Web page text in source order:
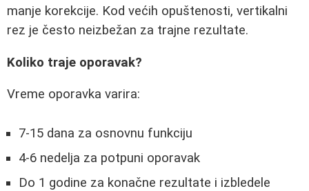
manje korekcije. Kod većih opuštenosti, vertikalni
rez je često neizbežan za trajne rezultate.
Koliko traje oporavak?
Vreme oporavka varira:
7-15 dana za osnovnu funkciju
4-6 nedelja za potpuni oporavak
Do 1 godine za konačne rezultate i izbledele